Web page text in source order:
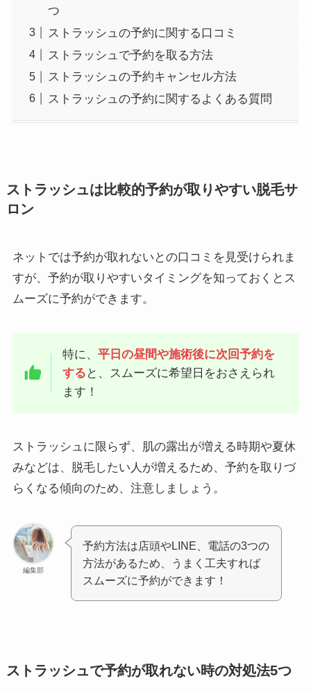
つ
ストラッシュの予約に関する口コミ
ストラッシュで予約を取る方法
ストラッシュの予約キャンセル方法
ストラッシュの予約に関するよくある質問
ストラッシュは比較的予約が取りやすい脱毛サ
ロン
ネットでは予約が取れないとの口コミを見受けられま
すが、予約が取りやすいタイミングを知っておくとス
ムーズに予約ができます。
特に、平日の昼間や施術後に次回予約を
する と、スムーズに希望日をおさえられ
ます！
ストラッシュに限らず、肌の露出が増える時期や夏休
みなどは、脱毛したい人が増えるため、予約を取りづ
らくなる傾向のため、注意しましょう。
編集部
予約方法は店頭やLINE、電話の3つの
方法があるため、うまく工夫すれば
スムーズに予約ができます！
ストラッシュで予約が取れない時の対処法5つ